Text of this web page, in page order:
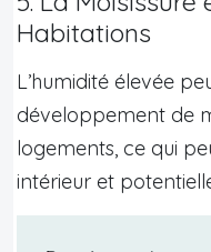
Habitations
L’humidité élevée
développement de
logements, ce qui
intérieur et